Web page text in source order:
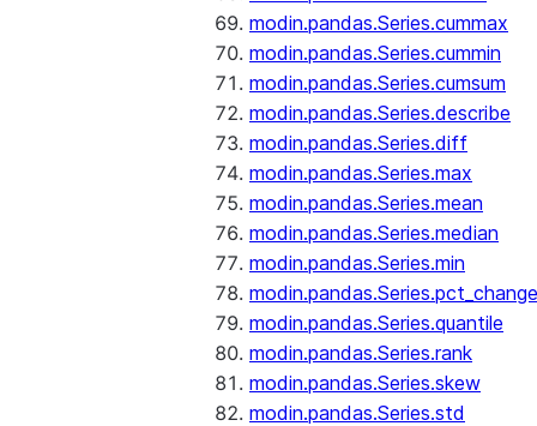
modin.pandas.Series.cummax
modin.pandas.Series.cummin
modin.pandas.Series.cumsum
modin.pandas.Series.describe
modin.pandas.Series.diff
modin.pandas.Series.max
modin.pandas.Series.mean
modin.pandas.Series.median
modin.pandas.Series.min
modin.pandas.Series.pct_change
modin.pandas.Series.quantile
modin.pandas.Series.rank
modin.pandas.Series.skew
modin.pandas.Series.std